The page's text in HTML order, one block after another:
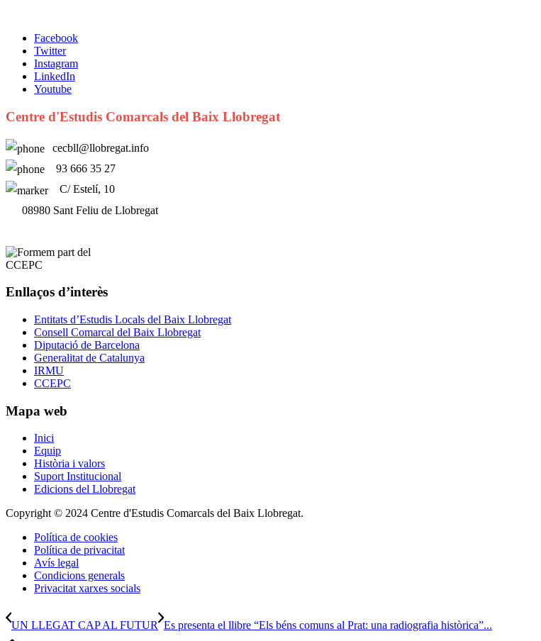
Facebook
Twitter
Instagram
LinkedIn
Youtube
Centre d'Estudis Comarcals del Baix Llobregat
cecbll@llobregat.info
93 666 35 27
C/ Estelí, 10
08980 Sant Feliu de Llobregat
Enllaços d’interès
Entitats d’Estudis Locals del Baix Llobregat
Consell Comarcal del Baix Llobregat
Diputació de Barcelona
Generalitat de Catalunya
IRMU
CCEPC
Mapa web
Inici
Equip
Història i valors
Suport Institucional
Edicions del Llobregat
Copyright © 2024 Centre d'Estudis Comarcals del Baix Llobregat.
Política de cookies
Política de privacitat
Avís legal
Condicions generals
Privacitat xarxes socials
UN LLEGAT CAP AL FUTUR Es presenta el llibre “Els béns comuns al Prat: una radiografia històrica”...